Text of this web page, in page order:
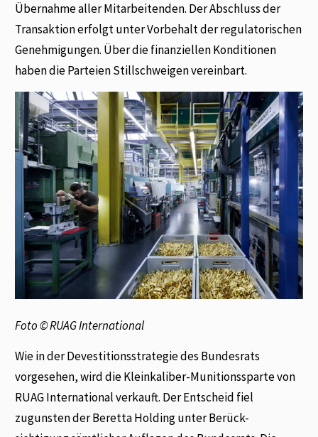
Übernahme aller Mitarbeitenden. Der Abschluss der
Transaktion erfolgt unter Vorbehalt der regulatorischen
Genehmigungen. Über die finanziellen Konditionen
haben die Parteien Stillschweigen vereinbart.
Foto © RUAG International
Wie in der Devestitionsstrategie des Bundesrats
vorgesehen, wird die Kleinkaliber-Munitionssparte von
RUAG International verkauft. Der Entscheid fiel
zugunsten der Beretta Holding unter Berück-